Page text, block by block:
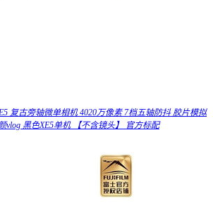
复古旁轴微单相机 4020万像素 7档五轴防抖 胶片模拟
vlog 黑色XE5单机 【不含镜头】 官方标配